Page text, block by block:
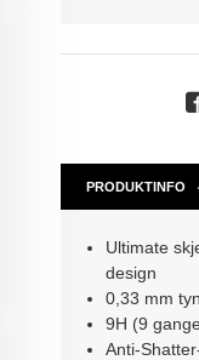
PRODUKTINFO
Ultimate
design
0,33 mm
9H (9
Anti-